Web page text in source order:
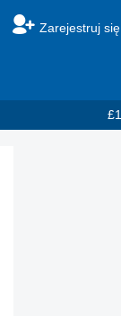
Zarejestruj się